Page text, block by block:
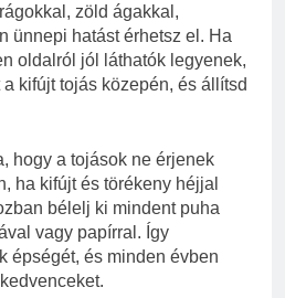
zöld ágakkal,
ünnepi hatást érhetsz el. Ha
oldalról jól láthatók legyenek,
kifújt tojás közepén, és állítsd
hogy a tojások ne érjenek
ha kifújt és törékeny héjjal
bélelj ki mindent puha
vagy papírral. Így
épségét, és minden évben